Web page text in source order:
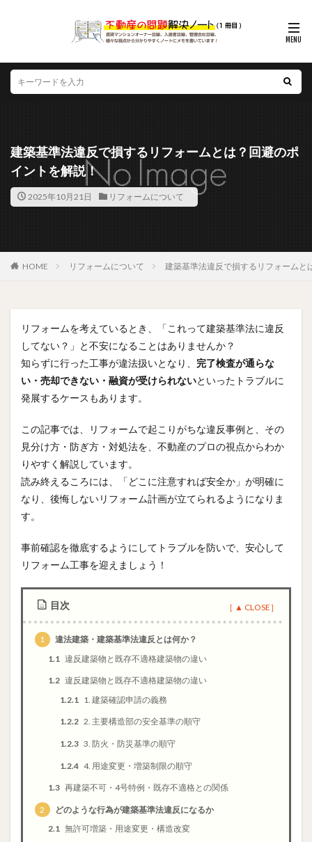
建築基準法違反で損するリフォームとは？回避のポ
イントを解説！
2025年10月21日 リフォームについて
HOME リフォームについて 建築基準法違反で損するリフォームと
リフォームを考えているとき、「これって建築基準法に違反
してない？」と不安になることはありませんか？
知らずに行った工事が違法扱いとなり、 完了検査が通らな
い・売却できない・融資が受けられないといったトラブルに
発展するケースもあります。
この記事では、リフォームで起こりがちな違反事例と、その
見分け方・防ぎ方・対処法を、不動産のプロの視点からわか
りやすく解説しています。
読み終えるころには、「どこに注意すれば安全か」が明確に
なり、後悔しないリフォーム計画が立てられるようになりま
す。
事前確認を徹底するようにしてトラブルを防いで、安心して
リフォーム工事を迎えましょう！
目次
1
違法建築・建築基準法違反とは何か？
1.1 違反建築物と既存不適格建築物の違い
1.2 違反建築物と既存不適格建築物の違い
1.2.1
1. 建築確認申請の義務
1.2.2 2. 主要構造部の安全基準の順守
1.2.3 3. 防火・防災基準の順守
1.2.4 4. 用途変更・増築制限の順守
1.3 再建築不可・4号特例・既存不適格との関係
2
どのような行為が建築基準法違反になるか
2.1 無許可増築・用途変更・構造改変